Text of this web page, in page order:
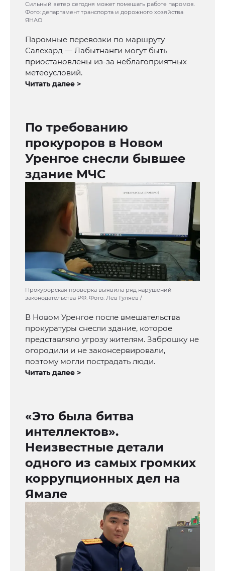
Сильный ветер сегодня может помешать работе паромов.
Фото: департамент транспорта и дорожного хозяйства
ЯНАО
Паромные перевозки по маршруту
Салехард — Лабытнанги могут быть
приостановлены из-за неблагоприятных
метеоусловий.
Читать далее >
По требованию
прокуроров в Новом
Уренгое снесли бывшее
здание МЧС
Прокурорская проверка выявила ряд нарушений
законодательства РФ. Фото: Лев Гуляев /
В Новом Уренгое после вмешательства
прокуратуры снесли здание, которое
представляло угрозу жителям. Заброшку не
огородили и не законсервировали,
поэтому могли пострадать люди.
Читать далее >
«Это была битва
интеллектов».
Неизвестные детали
одного из самых громких
коррупционных дел на
Ямале